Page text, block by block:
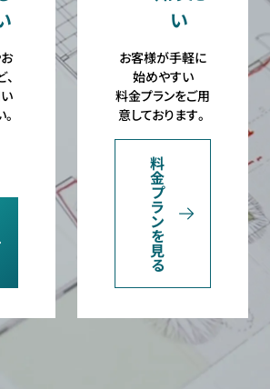
い
お客様が手軽に
始めやすい
料金プランをご用
意しております。
料
金
プ
ラ
ン
を
見
る